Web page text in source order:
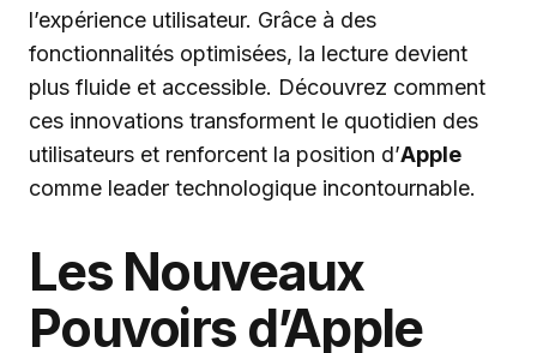
l’expérience utilisateur. Grâce à des
fonctionnalités optimisées, la lecture devient
plus fluide et accessible. Découvrez comment
ces innovations transforment le quotidien des
utilisateurs et renforcent la position d’Apple
comme leader technologique incontournable.
Les Nouveaux
Pouvoirs d’Apple